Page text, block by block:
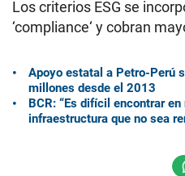
Los criterios ESG se
‘compliance‘ y cobran
Apoyo estatal a Petro-Perú
millones desde el 2013
BCR: “Es difícil encontrar
infraestructura que no sea